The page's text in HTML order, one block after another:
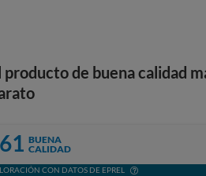
producto de buena calidad
61 BUENA
CALIDAD
CON DATOS DE EPREL